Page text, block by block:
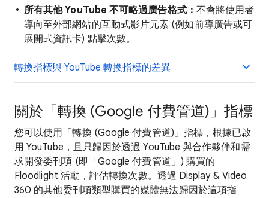
所有其他 YouTube 不可略過廣告格式： 不會將使用者
導向至外部網站的互動式影片元素 (例如前導廣告或可
展開式資訊卡) 點擊次數。
轉換指標與 YouTube 轉換指標的差異
關於「轉換 (Google 付費管道)」指標
您可以使用「轉換 (Google 付費管道)」指標，根據已啟
用 YouTube，且只歸因於透過 YouTube 與合作夥伴和需
求開發委刊項 (即「Google 付費管道」) 購買的
Floodlight 活動，評估轉換次數。透過 Display & Video
360 的其他委刊項類型購買的媒體無法歸因於這項指